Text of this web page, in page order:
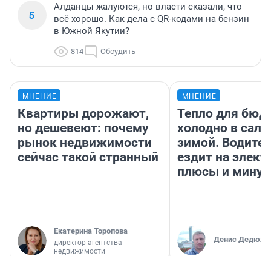
5
Алданцы жалуются, но власти сказали, что
всё хорошо. Как дела с QR-кодами на бензин
в Южной Якутии?
814 Обсудить
МНЕНИЕ
Квартиры дорожают,
но дешевеют: почему
рынок недвижимости
сейчас такой странный
Екатерина Торопова
директор агентства
недвижимости
МНЕНИЕ
Тепло для
холодно в
зимой.
ездит на
плюсы и
Денис